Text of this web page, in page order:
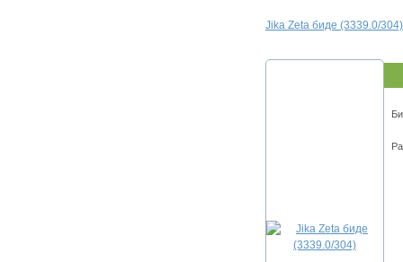
Jika Zeta биде (3339.0/304)